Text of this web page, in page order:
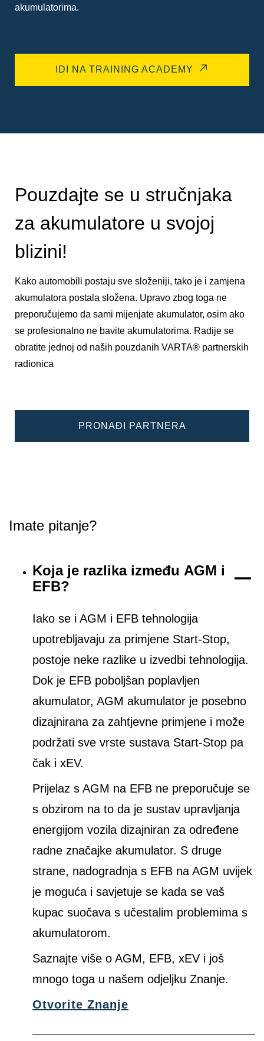
akumulatorima.
IDI NA TRAINING ACADEMY
Pouzdajte se u stručnjaka
za akumulatore u svojoj
blizini!
Kako automobili postaju sve složeniji, tako je i zamjena
akumulatora postala složena. Upravo zbog toga ne
preporučujemo da sami mijenjate akumulator, osim ako
se profesionalno ne bavite akumulatorima. Radije se
obratite jednoj od naših pouzdanih VARTA® partnerskih
radionica
PRONAĐI PARTNERA
Imate pitanje?
Koja je razlika između AGM i
EFB?
Iako se i AGM i EFB tehnologija
upotrebljavaju za primjene Start-Stop,
postoje neke razlike u izvedbi tehnologija.
Dok je EFB poboljšan poplavljen
akumulator, AGM akumulator je posebno
dizajnirana za zahtjevne primjene i može
podržati sve vrste sustava Start-Stop pa
čak i xEV.
Prijelaz s AGM na EFB ne preporučuje se
s obzirom na to da je sustav upravljanja
energijom vozila dizajniran za određene
radne značajke akumulator. S druge
strane, nadogradnja s EFB na AGM uvijek
je moguća i savjetuje se kada se vaš
kupac suočava s učestalim problemima s
akumulatorom.
Saznajte više o AGM, EFB, xEV i još
mnogo toga u našem odjeljku Znanje.
Otvorite Znanje